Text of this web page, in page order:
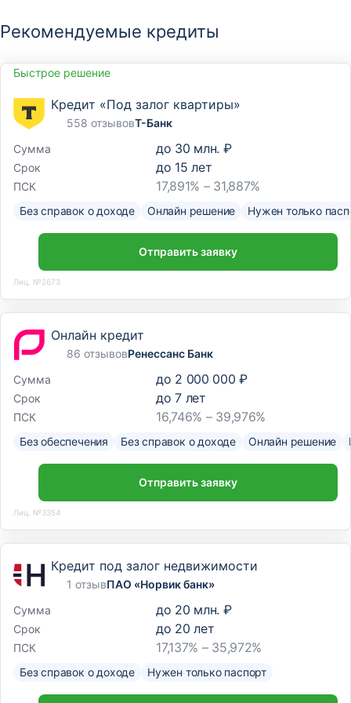
Рекомендуемые кредиты
Быстрое решение
Кредит «Под залог квартиры»
558 отзывовТ-Банк
Сумма
до 30 млн. ₽
Срок до 15 лет
ПСК 17,891% – 31,887%
Без справок о доходе Онлайн решение Нужен только
Отправить заявку
Лиц. №2673
Онлайн кредит
86 отзывовРенессанс Банк
Сумма
до 2 000 000 ₽
Срок до7лет
ПСК 16,746% – 39,976%
Без обеспечения Без справок о доходе Онлайн решение
Отправить заявку
Лиц. №3354
Кредит под залог недвижимости
1 отзывПАО «Норвик банк»
Сумма
до 20 млн. ₽
Срок до 20 лет
ПСК 17,137% – 35,972%
Без справок о доходе Нужен только паспорт